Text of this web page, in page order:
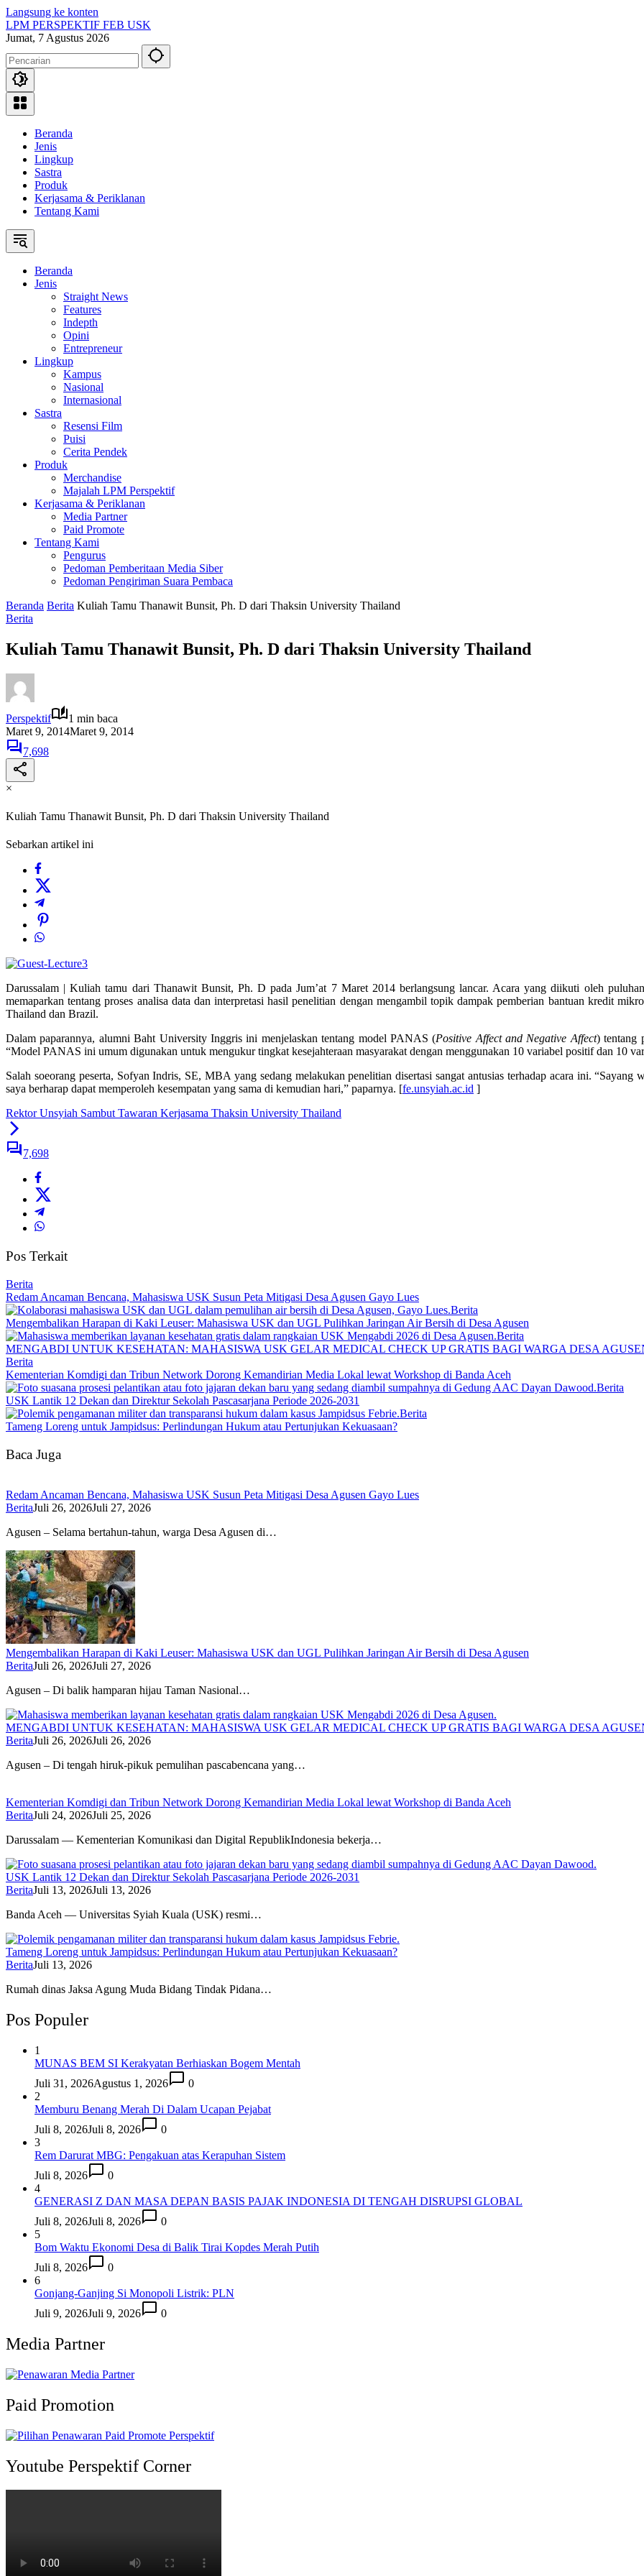
Langsung ke konten
LPM PERSPEKTIF FEB USK
Jumat, 7 Agustus 2026
Beranda
Jenis
Lingkup
Sastra
Produk
Kerjasama & Periklanan
Tentang Kami
Beranda
Jenis
Straight News
Features
Indepth
Opini
Entrepreneur
Lingkup
Kampus
Nasional
Internasional
Sastra
Resensi Film
Puisi
Cerita Pendek
Produk
Merchandise
Majalah LPM Perspektif
Kerjasama & Periklanan
Media Partner
Paid Promote
Tentang Kami
Pengurus
Pedoman Pemberitaan Media Siber
Pedoman Pengiriman Suara Pembaca
Beranda Berita Kuliah Tamu Thanawit Bunsit, Ph. D dari Thaksin University Thailand
Berita
Kuliah Tamu Thanawit Bunsit, Ph. D dari Thaksin University Thailand
Perspektif
1 min baca
Maret 9, 2014Maret 9, 2014
7,698
×
Kuliah Tamu Thanawit Bunsit, Ph. D dari Thaksin University Thailand
Sebarkan artikel ini
Darussalam | Kuliah tamu dari Thanawit Bunsit, Ph. D pada Jum’at 7 Maret 2014 berlangsung lancar. Acara yang diikuti oleh
memaparkan tentang proses analisa data dan interpretasi hasil penelitian dengan mengambil topik dampak pemberian bantuan kredit
Thailand dan Brazil.
Dalam paparannya, alumni Baht University Inggris ini menjelaskan tentang model PANAS (Positive Affect and Negative Affect) tentang
“Model PANAS ini umum digunakan untuk mengukur tingkat kesejahteraan masyarakat dengan menggunakan 10 variabel positif dan 10
Salah soeorang peserta, Sofyan Indris, SE, MBA yang sedang melakukan penelitian disertasi sangat antusias terhadap acara ini.
saya berharap dapat memperoleh kesempatan yang sama di kemudian hari,” paparnya. [fe.unsyiah.ac.id ]
Rektor Unsyiah Sambut Tawaran Kerjasama Thaksin University Thailand
7,698
Pos Terkait
Berita
Redam Ancaman Bencana, Mahasiswa USK Susun Peta Mitigasi Desa Agusen Gayo Lues
Berita
Mengembalikan Harapan di Kaki Leuser: Mahasiswa USK dan UGL Pulihkan Jaringan Air Bersih di Desa Agusen
Berita
MENGABDI UNTUK KESEHATAN: MAHASISWA USK GELAR MEDICAL CHECK UP GRATIS BAGI WARGA DESA
Berita
Kementerian Komdigi dan Tribun Network Dorong Kemandirian Media Lokal lewat Workshop di Banda Aceh
Berita
USK Lantik 12 Dekan dan Direktur Sekolah Pascasarjana Periode 2026-2031
Berita
Tameng Loreng untuk Jampidsus: Perlindungan Hukum atau Pertunjukan Kekuasaan?
Baca Juga
Redam Ancaman Bencana, Mahasiswa USK Susun Peta Mitigasi Desa Agusen Gayo Lues
BeritaJuli 26, 2026Juli 27, 2026
Agusen – Selama bertahun-tahun, warga Desa Agusen di…
Mengembalikan Harapan di Kaki Leuser: Mahasiswa USK dan UGL Pulihkan Jaringan Air Bersih di Desa Agusen
BeritaJuli 26, 2026Juli 27, 2026
Agusen – Di balik hamparan hijau Taman Nasional…
MENGABDI UNTUK KESEHATAN: MAHASISWA USK GELAR MEDICAL CHECK UP GRATIS BAGI WARGA DESA
BeritaJuli 26, 2026Juli 26, 2026
Agusen – Di tengah hiruk-pikuk pemulihan pascabencana yang…
Kementerian Komdigi dan Tribun Network Dorong Kemandirian Media Lokal lewat Workshop di Banda Aceh
BeritaJuli 24, 2026Juli 25, 2026
Darussalam — Kementerian Komunikasi dan Digital RepublikIndonesia bekerja…
USK Lantik 12 Dekan dan Direktur Sekolah Pascasarjana Periode 2026-2031
BeritaJuli 13, 2026Juli 13, 2026
Banda Aceh — Universitas Syiah Kuala (USK) resmi…
Tameng Loreng untuk Jampidsus: Perlindungan Hukum atau Pertunjukan Kekuasaan?
BeritaJuli 13, 2026
Rumah dinas Jaksa Agung Muda Bidang Tindak Pidana…
Pos Populer
1
MUNAS BEM SI Kerakyatan Berhiaskan Bogem Mentah
Juli 31, 2026Agustus 1, 2026
0
2
Memburu Benang Merah Di Dalam Ucapan Pejabat
Juli 8, 2026Juli 8, 2026
0
3
Rem Darurat MBG: Pengakuan atas Kerapuhan Sistem
Juli 8, 2026
0
4
GENERASI Z DAN MASA DEPAN BASIS PAJAK INDONESIA DI TENGAH DISRUPSI GLOBAL
Juli 8, 2026Juli 8, 2026
0
5
Bom Waktu Ekonomi Desa di Balik Tirai Kopdes Merah Putih
Juli 8, 2026
0
6
Gonjang-Ganjing Si Monopoli Listrik: PLN
Juli 9, 2026Juli 9, 2026 0
Media Partner
Paid Promotion
Youtube Perspektif Corner